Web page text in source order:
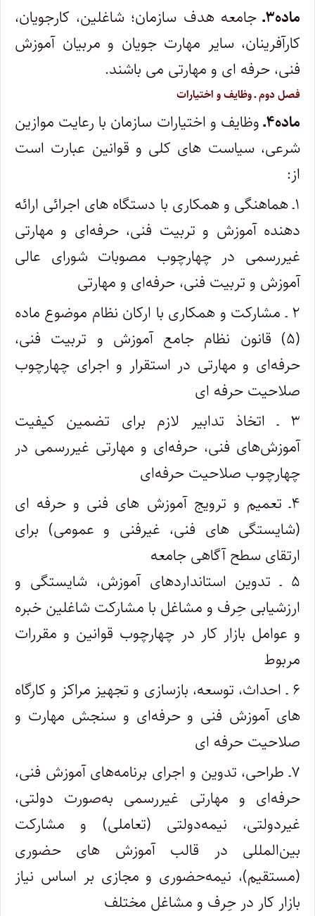
ماده۳ـ
جامعه هدف سازمان؛ شاغلین، کارجویان،
کارآفرینان، سایر مهارت ­جویان و مربیان آموزش
فنی، حرفه­ ای و مهارتی می­ باشند.
‌فصل دوم ـ وظایف و اختیارات
ماده۴ـ
وظایف و اختیارات سازمان با رعایت موازین
شرعی، سیاست­ های کلی و قوانین عبارت است
از:
۱ـ هماهنگی و همکاری با دستگاه های اجرائی ارائه
­دهنده آموزش و تربیت فنی، حرفه‌ای و مهارتی
غیررسمی در چهارچوب مصوبات شورای ­عالی
آموزش و تربیت فنی، حرفه‌ای و مهارتی
۲ ـ مشارکت و همکاری با ارکان نظام موضوع ماده
(۵) قانون نظام جامع آموزش و تربیت فنی،
حرفه‌ای و مهارتی در استقرار و اجرای چهارچوب
صلاحیت حرفه­ ای
۳ ـ اتخاذ تدابیر لازم برای تضمین کیفیت
آموزش‌های فنی، حرفه‌ای و مهارتی غیررسمی در
چهارچوب صلاحیت حرفه‌ای
۴ـ تعمیم و ترویج آموزش­ های فنی و حرفه­ ای
(شایستگی­ های فنی­، غیرفنی و عمومی) برای
ارتقای سطح آگاهی جامعه
۵ ـ تدوین استانداردهای آموزش، شایستگی و
ارزشیابی حِرف و مشاغل با مشارکت شاغلین خبره
و عوامل بازار کار در چهارچوب قوانین و مقررات
مربوط
۶ ـ احداث، توسعه، بازسازی و تجهیز مراکز و کارگاه
های آموزش فنی و حرفه‌ای و سنجش مهارت و
صلاحیت حرفه­ ای
۷ـ طراحی، تدوین و اجرای برنامه‌های آموزش فنی،
حرفه‌ای و مهارتی غیررسمی به‌صورت دولتی،
غیردولتی، نیمه‌دولتی (تعاملی) و مشارکت
بین‌المللی در قالب آموزش­ های حضوری
(مستقیم)، نیمه‌حضوری و مجازی بر ­اساس نیاز
بازار کار در حِرف و مشاغل مختلف